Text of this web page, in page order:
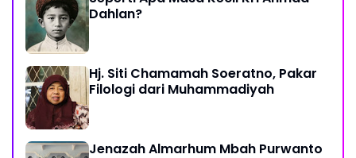
Dahlan?
Hj. Siti Chamamah Soeratno, Pakar
Filologi dari Muhammadiyah
Jenazah Almarhum Mbah Purwanto